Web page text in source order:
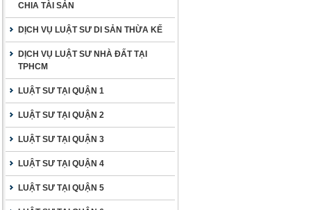
CHIA TÀI SẢN
DỊCH VỤ LUẬT SƯ DI SẢN THỪA KẾ
DỊCH VỤ LUẬT SƯ NHÀ ĐẤT TẠI
TPHCM
LUẬT SƯ TẠI QUẬN 1
LUẬT SƯ TẠI QUẬN 2
LUẬT SƯ TẠI QUẬN 3
LUẬT SƯ TẠI QUẬN 4
LUẬT SƯ TẠI QUẬN 5